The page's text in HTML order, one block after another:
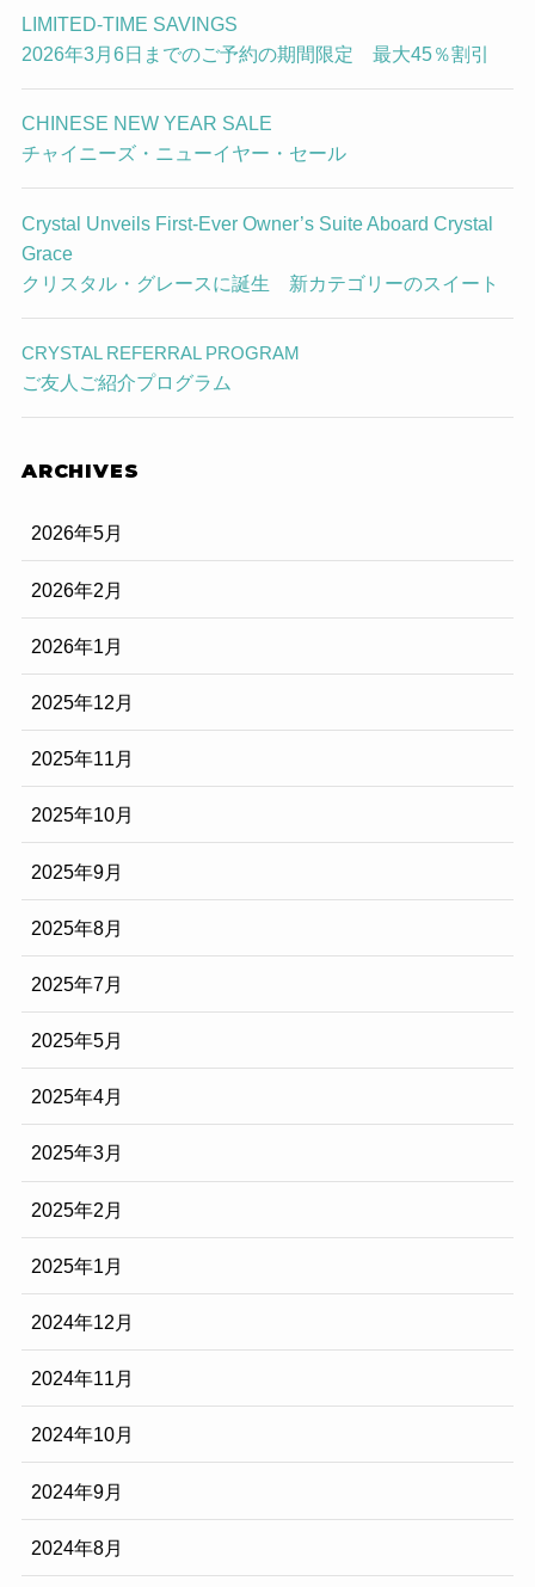
LIMITED-TIME SAVINGS
2026年3月6日までのご予約の期間限定 最大45％割引
CHINESE NEW YEAR SALE
チャイニーズ・ニューイヤー・セール
Crystal Unveils First-Ever Owner’s Suite Aboard Crystal
Grace
クリスタル・グレースに誕生 新カテゴリーのスイート
CRYSTAL REFERRAL PROGRAM
ご友人ご紹介プログラム
ARCHIVES
2026年5月
2026年2月
2026年1月
2025年12月
2025年11月
2025年10月
2025年9月
2025年8月
2025年7月
2025年5月
2025年4月
2025年3月
2025年2月
2025年1月
2024年12月
2024年11月
2024年10月
2024年9月
2024年8月